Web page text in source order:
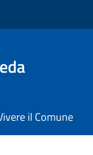
il Comune